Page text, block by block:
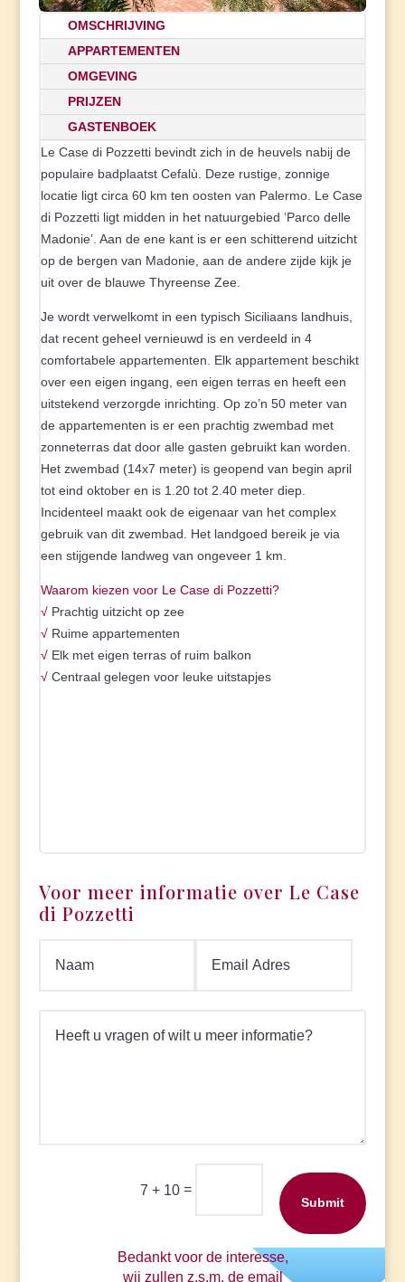
OMSCHRIJVING
APPARTEMENTEN
OMGEVING
PRIJZEN
GASTENBOEK
Le Case di Pozzetti bevindt zich in de heuvels nabij de
populaire badplaatst Cefalù. Deze rustige, zonnige
locatie ligt circa 60 km ten oosten van Palermo. Le Case
di Pozzetti ligt midden in het natuurgebied ‘Parco delle
Madonie’. Aan de ene kant is er een schitterend uitzicht
op de bergen van Madonie, aan de andere zijde kijk je
uit over de blauwe Thyreense Zee.
Je wordt verwelkomt in een typisch Siciliaans landhuis,
dat recent geheel vernieuwd is en verdeeld in 4
comfortabele appartementen. Elk appartement beschikt
over een eigen ingang, een eigen terras en heeft een
uitstekend verzorgde inrichting. Op zo’n 50 meter van
de appartementen is er een prachtig zwembad met
zonneterras dat door alle gasten gebruikt kan worden.
Het zwembad (14x7 meter) is geopend van begin april
tot eind oktober en is 1.20 tot 2.40 meter diep.
Incidenteel maakt ook de eigenaar van het complex
gebruik van dit zwembad. Het landgoed bereik je via
een stijgende landweg van ongeveer 1 km.
Waarom kiezen voor Le Case di Pozzetti?
√ Prachtig uitzicht op zee
√Ruime appartementen
√Elk met eigen terras of ruim balkon
√Centraal gelegen voor leuke uitstapjes
Voor meer informatie over Le Case
di Pozzetti
7 + 10 =
Submit
Bedankt voor de interesse,
wij zullen z.s.m. de email